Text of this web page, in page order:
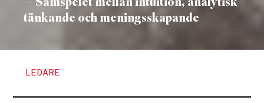
tänkande och meningsskapande
LEDARE